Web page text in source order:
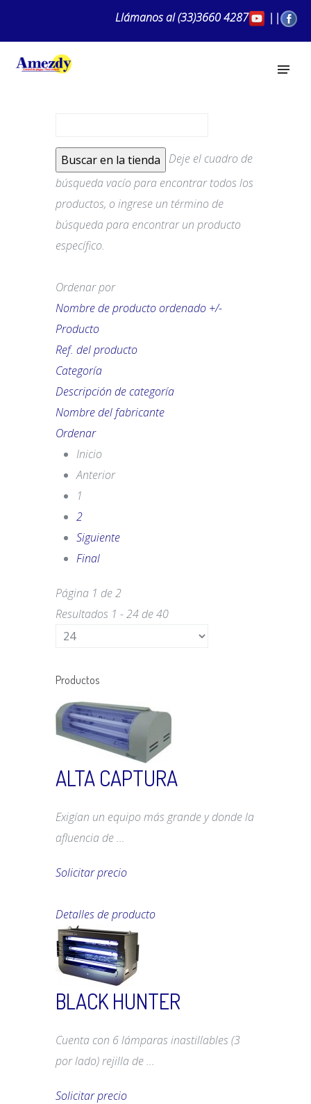
Llámanos al(33)3660 4287 ||
Deje el cuadro de
búsqueda vacío para encontrar todos los
productos, o ingrese un término de
búsqueda para encontrar un producto
específico.
Ordenar por
Nombre de producto ordenado +/-
Producto
Ref. del producto
Categoría
Descripción de categoría
Nombre del fabricante
Ordenar
Inicio
Anterior
1
2
Siguiente
Final
Página 1 de 2
Resultados 1 - 24 de 40
Productos
ALTA CAPTURA
Exigían un equipo más grande y donde la
afluencia de ...
Solicitar precio
Detalles de producto
BLACK HUNTER
Cuenta con 6 lámparas inastillables (3
por lado) rejilla de ...
Solicitar precio